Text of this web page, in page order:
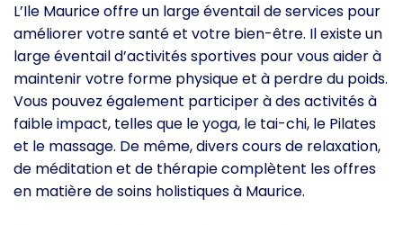
L’Ile Maurice offre un large éventail de services pour
améliorer votre santé et votre bien-être. Il existe un
large éventail d’activités sportives pour vous aider à
maintenir votre forme physique et à perdre du poids.
Vous pouvez également participer à des activités à
faible impact, telles que le yoga, le tai-chi, le Pilates
et le massage. De même, divers cours de relaxation,
de méditation et de thérapie complètent les offres
en matière de soins holistiques à Maurice.